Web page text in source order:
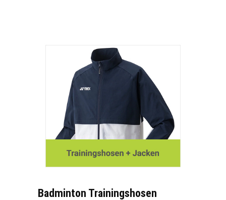
Badminton Trainingshosen